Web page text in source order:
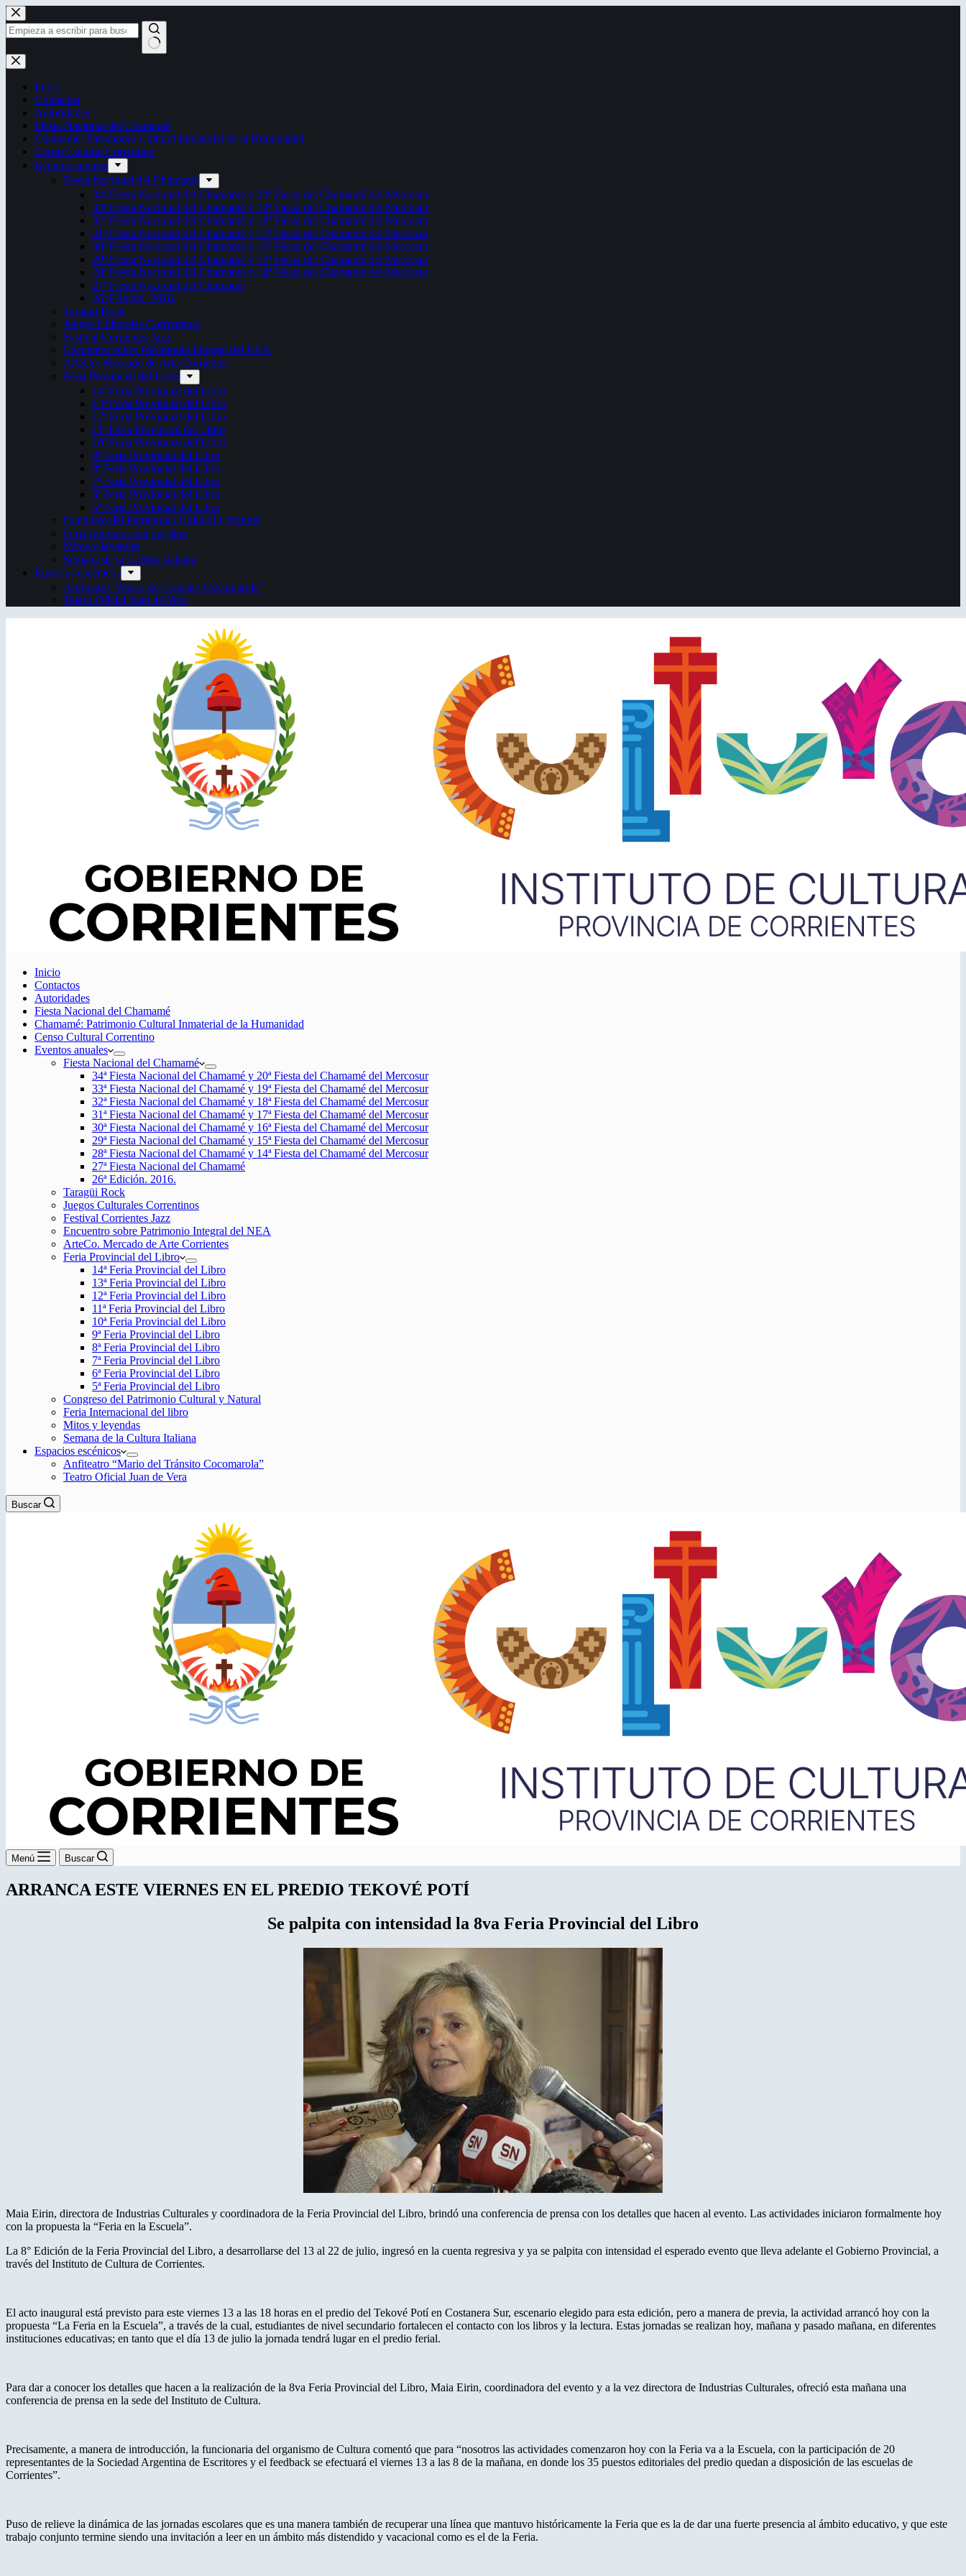
Saltar
al
contenido
Sin
resultados
Inicio
Contactos
Autoridades
Fiesta Nacional del Chamamé
Chamamé: Patrimonio Cultural Inmaterial de la Humanidad
Censo Cultural Correntino
Eventos anuales
Fiesta Nacional del Chamamé
34ª Fiesta Nacional del Chamamé y 20ª Fiesta del Chamamé del Mercosur
33ª Fiesta Nacional del Chamamé y 19ª Fiesta del Chamamé del Mercosur
32ª Fiesta Nacional del Chamamé y 18ª Fiesta del Chamamé del Mercosur
31ª Fiesta Nacional del Chamamé y 17ª Fiesta del Chamamé del Mercosur
30ª Fiesta Nacional del Chamamé y 16ª Fiesta del Chamamé del Mercosur
29ª Fiesta Nacional del Chamamé y 15ª Fiesta del Chamamé del Mercosur
28ª Fiesta Nacional del Chamamé y 14ª Fiesta del Chamamé del Mercosur
27ª Fiesta Nacional del Chamamé
26ª Edición. 2016.
Taragüi Rock
Juegos Culturales Correntinos
Festival Corrientes Jazz
Encuentro sobre Patrimonio Integral del NEA
ArteCo. Mercado de Arte Corrientes
Feria Provincial del Libro
14ª Feria Provincial del Libro
13ª Feria Provincial del Libro
12ª Feria Provincial del Libro
11ª Feria Provincial del Libro
10ª Feria Provincial del Libro
9ª Feria Provincial del Libro
8ª Feria Provincial del Libro
7ª Feria Provincial del Libro
6ª Feria Provincial del Libro
5ª Feria Provincial del Libro
Congreso del Patrimonio Cultural y Natural
Feria Internacional del libro
Mitos y leyendas
Semana de la Cultura Italiana
Espacios escénicos
Anfiteatro “Mario del Tránsito Cocomarola”
Teatro Oficial Juan de Vera
Inicio
Contactos
Autoridades
Fiesta Nacional del Chamamé
Chamamé: Patrimonio Cultural Inmaterial de la Humanidad
Censo Cultural Correntino
Eventos anuales
Fiesta Nacional del Chamamé
34ª Fiesta Nacional del Chamamé y 20ª Fiesta del Chamamé del Mercosur
33ª Fiesta Nacional del Chamamé y 19ª Fiesta del Chamamé del Mercosur
32ª Fiesta Nacional del Chamamé y 18ª Fiesta del Chamamé del Mercosur
31ª Fiesta Nacional del Chamamé y 17ª Fiesta del Chamamé del Mercosur
30ª Fiesta Nacional del Chamamé y 16ª Fiesta del Chamamé del Mercosur
29ª Fiesta Nacional del Chamamé y 15ª Fiesta del Chamamé del Mercosur
28ª Fiesta Nacional del Chamamé y 14ª Fiesta del Chamamé del Mercosur
27ª Fiesta Nacional del Chamamé
26ª Edición. 2016.
Taragüi Rock
Juegos Culturales Correntinos
Festival Corrientes Jazz
Encuentro sobre Patrimonio Integral del NEA
ArteCo. Mercado de Arte Corrientes
Feria Provincial del Libro
14ª Feria Provincial del Libro
13ª Feria Provincial del Libro
12ª Feria Provincial del Libro
11ª Feria Provincial del Libro
10ª Feria Provincial del Libro
9ª Feria Provincial del Libro
8ª Feria Provincial del Libro
7ª Feria Provincial del Libro
6ª Feria Provincial del Libro
5ª Feria Provincial del Libro
Congreso del Patrimonio Cultural y Natural
Feria Internacional del libro
Mitos y leyendas
Semana de la Cultura Italiana
Espacios escénicos
Anfiteatro “Mario del Tránsito Cocomarola”
Teatro Oficial Juan de Vera
Buscar
Menú Buscar
ARRANCA ESTE VIERNES EN EL PREDIO TEKOVÉ POTÍ
Se palpita con intensidad la 8va Feria Provincial del Libro
Maia Eirin, directora de Industrias Culturales y coordinadora de la Feria Provincial del Libro, brindó una conferencia de prensa con los detalles que hacen al evento. Las actividades iniciaron formalmente hoy
con la propuesta la “Feria en la Escuela”.
La 8° Edición de la Feria Provincial del Libro, a desarrollarse del 13 al 22 de julio, ingresó en la cuenta regresiva y ya se palpita con intensidad el esperado evento que lleva adelante el Gobierno Provincial, a
través del Instituto de Cultura de Corrientes.
El acto inaugural está previsto para este viernes 13 a las 18 horas en el predio del Tekové Potí en Costanera Sur, escenario elegido para esta edición, pero a manera de previa, la actividad arrancó hoy con la
propuesta “La Feria en la Escuela”, a través de la cual, estudiantes de nivel secundario fortalecen el contacto con los libros y la lectura. Estas jornadas se realizan hoy, mañana y pasado mañana, en diferentes
instituciones educativas; en tanto que el día 13 de julio la jornada tendrá lugar en el predio ferial.
Para dar a conocer los detalles que hacen a la realización de la 8va Feria Provincial del Libro, Maia Eirin, coordinadora del evento y a la vez directora de Industrias Culturales, ofreció esta mañana una
conferencia de prensa en la sede del Instituto de Cultura.
Precisamente, a manera de introducción, la funcionaria del organismo de Cultura comentó que para “nosotros las actividades comenzaron hoy con la Feria va a la Escuela, con la participación de 20
representantes de la Sociedad Argentina de Escritores y el feedback se efectuará el viernes 13 a las 8 de la mañana, en donde los 35 puestos editoriales del predio quedan a disposición de las escuelas de
Corrientes”.
Puso de relieve la dinámica de las jornadas escolares que es una manera también de recuperar una línea que mantuvo históricamente la Feria que es la de dar una fuerte presencia al ámbito educativo, y que este
trabajo conjunto termine siendo una invitación a leer en un ámbito más distendido y vacacional como es el de la Feria.